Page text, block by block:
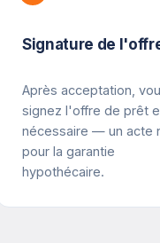
Signature de
Après acceptation,
signez l'offre de prêt
nécessaire — un acte
pour la garantie
hypothécaire.